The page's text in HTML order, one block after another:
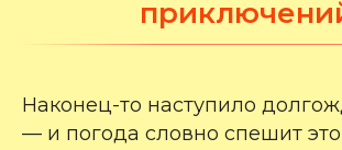
Наконец-то наступило
— и погода словно спешит это